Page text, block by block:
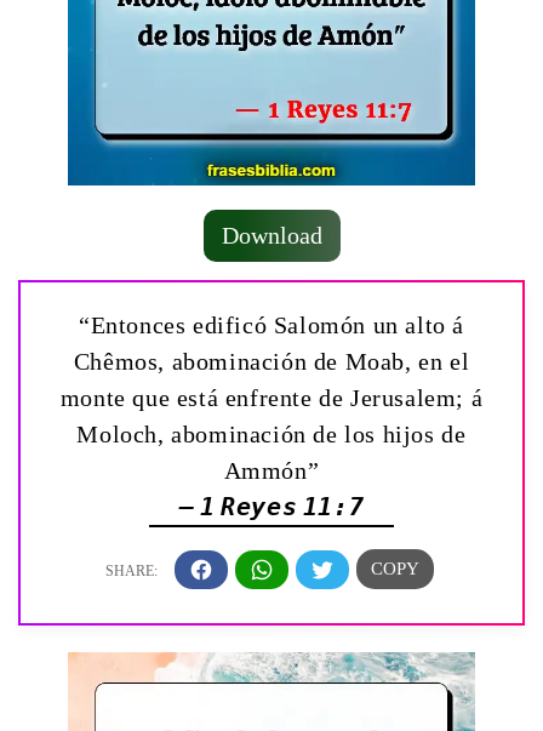
Download
“Entonces edificó Salomón un alto á
Chêmos, abominación de Moab, en el
monte que está enfrente de Jerusalem; á
Moloch, abominación de los hijos de
Ammón”
— 1 Reyes 11:7